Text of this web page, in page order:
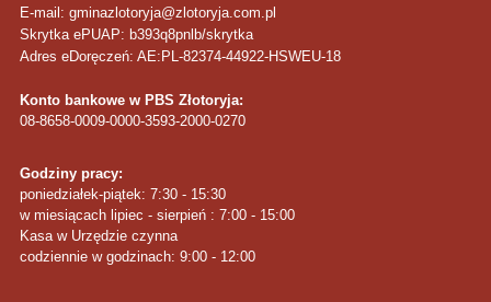
E-mail: gminazlotoryja@zlotoryja.com.pl
Skrytka ePUAP: b393q8pnlb/skrytka
Adres eDoręczeń: AE:PL-82374-44922-HSWEU-18
Konto bankowe w PBS Złotoryja:
08-8658-0009-0000-3593-2000-0270
Godziny pracy:
poniedziałek-piątek: 7:30 - 15:30
w miesiącach lipiec - sierpień : 7:00 - 15:00
Kasa w Urzędzie czynna
codziennie w godzinach: 9:00 - 12:00